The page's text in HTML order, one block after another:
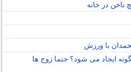
ناخن در خانه
با ورزش
ایجاد می شود؟ حتما زوج ها